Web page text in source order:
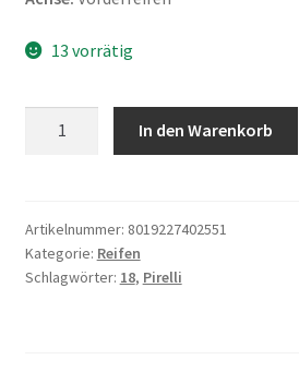
13 vorrätig
-
18
58V
In den Warenkorb
Artikelnummer: 8019227402551
Kategorie: Reifen
Schlagwörter: 18, Pirelli